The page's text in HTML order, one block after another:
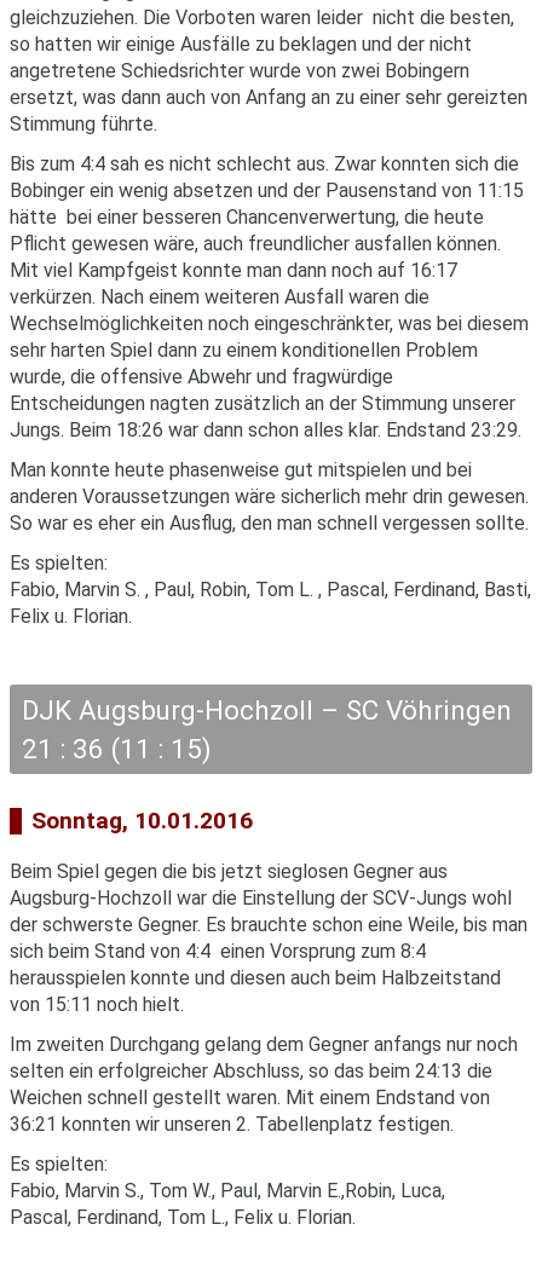
gleichzuziehen. Die Vorboten waren leider nicht die besten,
so hatten wir einige Ausfälle zu beklagen und der nicht
angetretene Schiedsrichter wurde von zwei Bobingern
ersetzt, was dann auch von Anfang an zu einer sehr gereizten
Stimmung führte.
Bis zum 4:4 sah es nicht schlecht aus. Zwar konnten sich die
Bobinger ein wenig absetzen und der Pausenstand von 11:15
hätte bei einer besseren Chancenverwertung, die heute
Pflicht gewesen wäre, auch freundlicher ausfallen können.
Mit viel Kampfgeist konnte man dann noch auf 16:17
verkürzen. Nach einem weiteren Ausfall waren die
Wechselmöglichkeiten noch eingeschränkter, was bei diesem
sehr harten Spiel dann zu einem konditionellen Problem
wurde, die offensive Abwehr und fragwürdige
Entscheidungen nagten zusätzlich an der Stimmung unserer
Jungs. Beim 18:26 war dann schon alles klar. Endstand 23:29.
Man konnte heute phasenweise gut mitspielen und bei
anderen Voraussetzungen wäre sicherlich mehr drin gewesen.
So war es eher ein Ausflug, den man schnell vergessen sollte.
Es spielten:
Fabio, Marvin S. , Paul, Robin, Tom L. , Pascal, Ferdinand, Basti,
Felix u. Florian.
DJK Augsburg-Hochzoll – SC Vöhringen
21 : 36 (11 : 15)
Sonntag, 10.01.2016
Beim Spiel gegen die bis jetzt sieglosen Gegner aus
Augsburg-Hochzoll war die Einstellung der SCV-Jungs wohl
der schwerste Gegner. Es brauchte schon eine Weile, bis man
sich beim Stand von 4:4 einen Vorsprung zum 8:4
herausspielen konnte und diesen auch beim Halbzeitstand
von 15:11 noch hielt.
Im zweiten Durchgang gelang dem Gegner anfangs nur noch
selten ein erfolgreicher Abschluss, so das beim 24:13 die
Weichen schnell gestellt waren. Mit einem Endstand von
36:21 konnten wir unseren 2. Tabellenplatz festigen.
Es spielten:
Fabio, Marvin S., Tom W., Paul, Marvin E.,Robin, Luca,
Pascal, Ferdinand, Tom L., Felix u. Florian.